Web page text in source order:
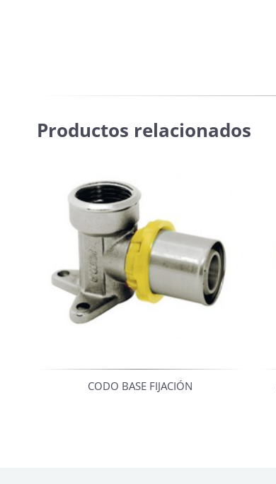
Productos relacionados
CODO BASE FIJACIÓN